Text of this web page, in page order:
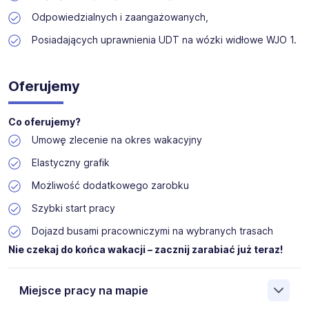
Odpowiedzialnych i zaangażowanych,
Posiadających uprawnienia UDT na wózki widłowe WJO 1.
Oferujemy
Co oferujemy?
Umowę zlecenie na okres wakacyjny
Elastyczny grafik
Możliwość dodatkowego zarobku
Szybki start pracy
Dojazd busami pracowniczymi na wybranych trasach
Nie czekaj do końca wakacji – zacznij zarabiać już teraz!
Miejsce pracy na mapie